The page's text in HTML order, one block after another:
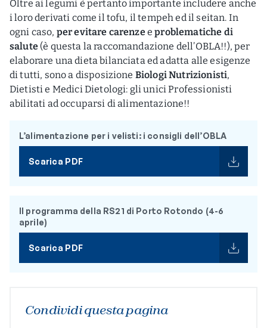
Oltre ai legumi è pertanto importante includere anche
i loro derivati come il tofu, il tempeh ed il seitan. In
ogni caso, per evitare carenzeeproblematiche di
salute (è questa la raccomandazione dell’OBLA!!), per
elaborare una dieta bilanciata ed adatta alle esigenze
di tutti, sono a disposizione Biologi Nutrizionisti,
Dietisti e Medici Dietologi: gli unici Professionisti
abilitati ad occuparsi di alimentazione!!
L’alimentazione per i velisti: i consigli dell’OBLA
Scarica PDF
Il programma della RS21 di Porto Rotondo (4-6
aprile)
Scarica PDF
Condividi questa pagina